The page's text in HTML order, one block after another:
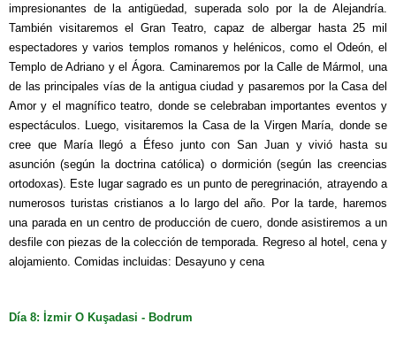
impresionantes de la antigüedad, superada solo por la de Alejandría.
También visitaremos el Gran Teatro, capaz de albergar hasta 25 mil
espectadores y varios templos romanos y helénicos, como el Odeón, el
Templo de Adriano y el Ágora. Caminaremos por la Calle de Mármol, una
de las principales vías de la antigua ciudad y pasaremos por la Casa del
Amor y el magnífico teatro, donde se celebraban importantes eventos y
espectáculos. Luego, visitaremos la Casa de la Virgen María, donde se
cree que María llegó a Éfeso junto con San Juan y vivió hasta su
asunción (según la doctrina católica) o dormición (según las creencias
ortodoxas). Este lugar sagrado es un punto de peregrinación, atrayendo a
numerosos turistas cristianos a lo largo del año. Por la tarde, haremos
una parada en un centro de producción de cuero, donde asistiremos a un
desfile con piezas de la colección de temporada. Regreso al hotel, cena y
alojamiento. Comidas incluidas: Desayuno y cena
Día 8: İzmir O Kuşadasi - Bodrum